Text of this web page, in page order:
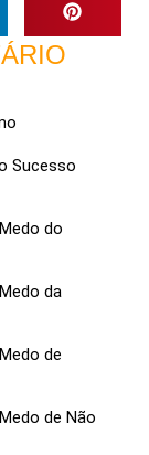
Sucesso
do
da
de
de Não